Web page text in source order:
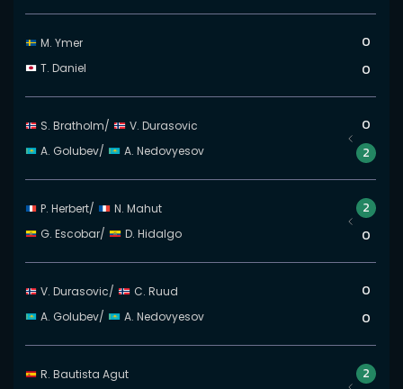
M. Ymer
T. Daniel
0
0
S. Bratholm/
V. Durasovic
A. Golubev/ A. Nedovyesov
0
2
P. Herbert/
N. Mahut
G. Escobar/ D. Hidalgo
2
0
V. Durasovic/
C. Ruud
A. Golubev/ A. Nedovyesov
0
0
R. Bautista Agut
2